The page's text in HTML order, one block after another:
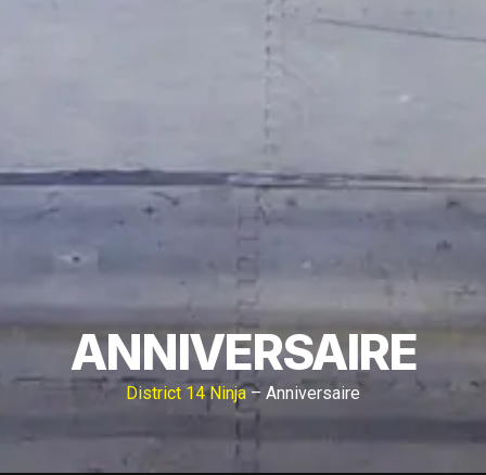
ANNIVERSAIRE
District 14 Ninja– Anniversaire